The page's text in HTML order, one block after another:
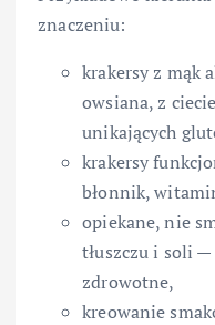
znaczeniu:
krakersy z mąk
owsiana, z
unikających
krakersy
błonnik,
opiekane, nie
tłuszczu i soli
zdrowotne,
kreowanie